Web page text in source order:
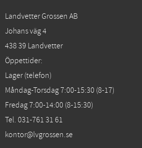
Landvetter Grossen AB
Johans väg 4
438 39 Landvetter
Öppettider:
Lager (telefon)
Måndag-Torsdag 7:00-15:30 (8-17)
Fredag 7:00-14:00 (8-15:30)
Tel. 031-761 31 61
kontor@lvgrossen.se